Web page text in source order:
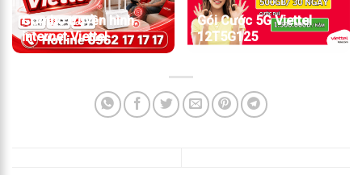
Combo truyền hình
internet Viettel
Gói Cước 5G Viettel
12T5G125